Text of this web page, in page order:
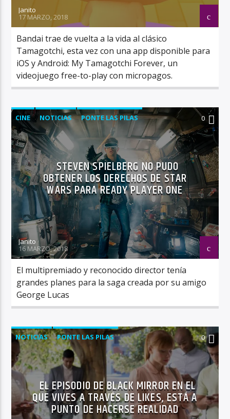
Janito
17 MARZO, 2018
Bandai trae de vuelta a la vida al clásico
Tamagotchi, esta vez con una app disponible para
iOS y Android: My Tamagotchi Forever, un
videojuego free-to-play con micropagos.
CINE NOTICIAS PONTE LAS PILAS 0
STEVEN SPIELBERG NO PUDO
OBTENER LOS DERECHOS DE STAR
WARS PARA READY PLAYER ONE
Janito
16 MARZO, 2018
El multipremiado y reconocido director tenía
grandes planes para la saga creada por su amigo
George Lucas
NOTICIAS PONTE LAS PILAS 0
EL EPISODIO DE BLACK MIRROR EN EL
QUE VIVES A TRAVÉS DE LIKES, ESTÁ A
PUNTO DE HACERSE REALIDAD